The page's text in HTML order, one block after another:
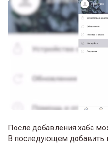
После добавления хаба
В последующем добавить